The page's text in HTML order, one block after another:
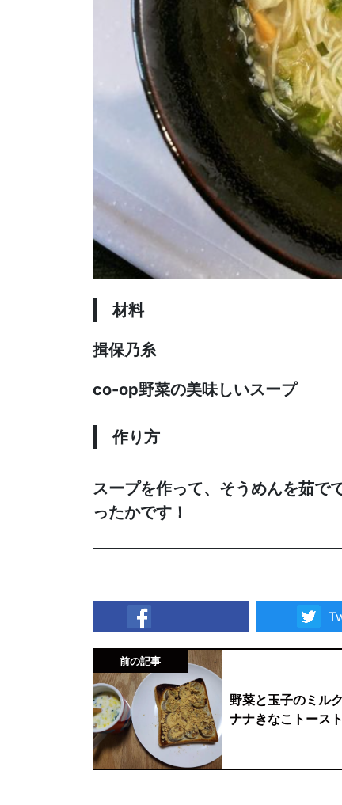
材料
揖保乃糸
co-op野菜の美味しいスープ
作り方
スープを作って、そうめんを茹で
ったかです！
facebook
前の記事
野菜と玉子のミル
ナナきなこトースト